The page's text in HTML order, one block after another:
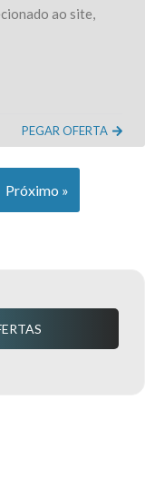
ao site,
PEGAR OFERTA
Próximo »